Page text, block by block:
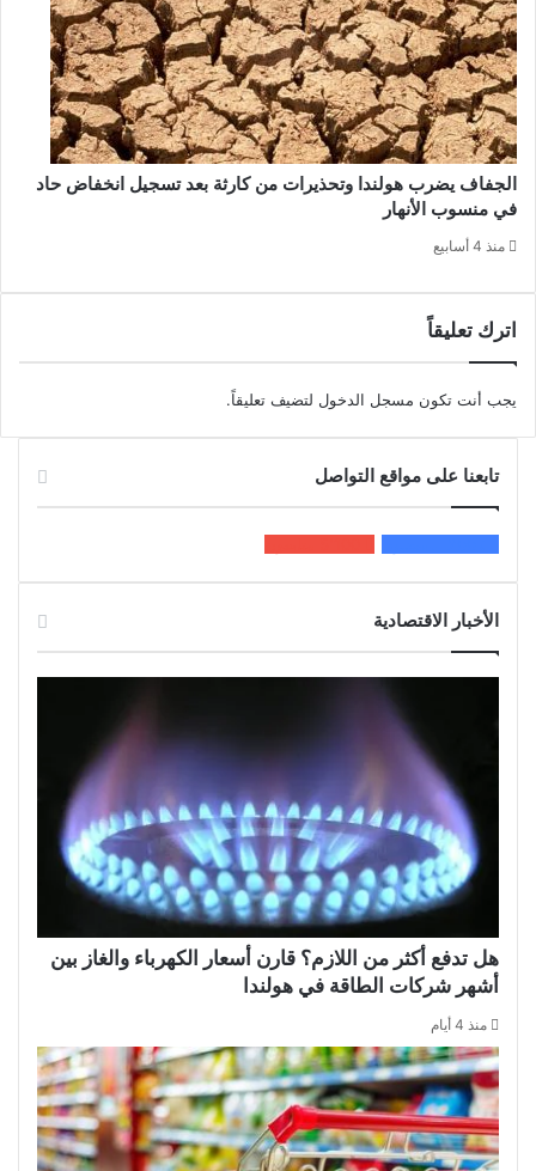
الجفاف يضرب هولندا وتحذيرات من كارثة بعد تسجيل انخفاض حاد
في منسوب الأنهار
منذ 4 أسابيع
اترك تعليقاً
يجب أنت تكون مسجل الدخول لتضيف تعليقاً.
تابعنا على مواقع التواصل
الأخبار الاقتصادية
هل تدفع أكثر من اللازم؟ قارن أسعار الكهرباء والغاز بين
أشهر شركات الطاقة في هولندا
منذ 4 أيام